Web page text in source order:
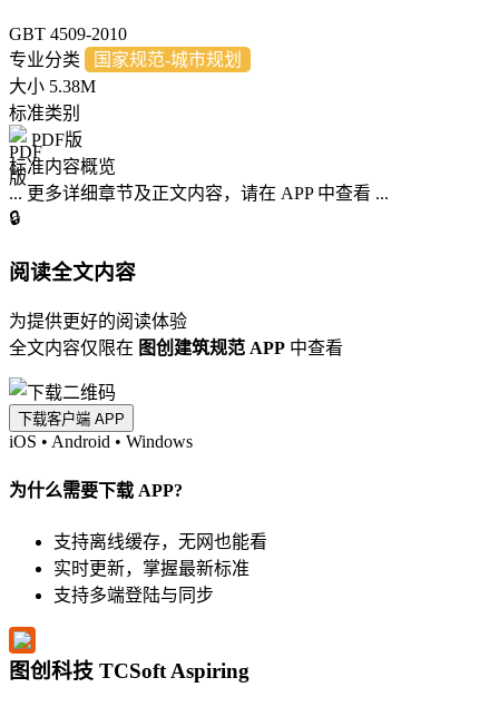
GBT 4509-2010
专业分类
国家规范-城市规划
大小 5.38M
标准类别
PDF版
标准内容概览
... 更多详细章节及正文内容，请在 APP 中查看 ...
🔒
阅读全文内容
为提供更好的阅读体验
全文内容仅限在 图创建筑规范 APP 中查看
下载客户端 APP
iOS • Android • Windows
为什么需要下载 APP?
支持离线缓存，无网也能看
实时更新，掌握最新标准
支持多端登陆与同步
图创科技 TCSoft Aspiring